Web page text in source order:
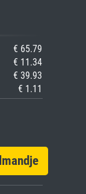
€ 65.79
€ 11.34
€ 39.93
€ 1.11